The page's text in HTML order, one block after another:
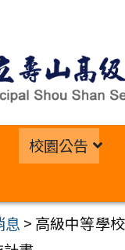
校園公告
息 > 高級中等學